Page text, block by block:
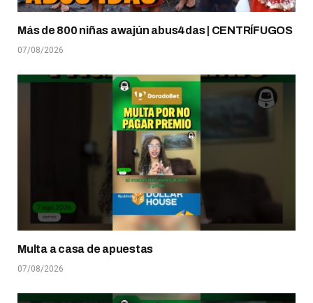
Más de 800 niñas awajún abus4das | CENTRÍFUGOS
07/08/2026
Multa a casa de apuestas
07/08/2026